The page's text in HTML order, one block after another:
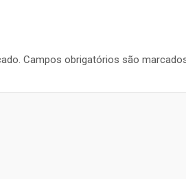
Campos obrigatórios são